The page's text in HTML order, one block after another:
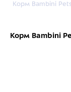
Корм Bambini
Корм Bambini